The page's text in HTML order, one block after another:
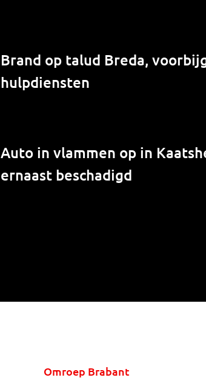
Brand op talud Breda,
hulpdiensten
Auto in vlammen op in
ernaast beschadigd
Omroep Brabant